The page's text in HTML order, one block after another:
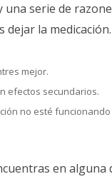
una serie de
dejar la
mejor.
efectos secundarios.
no esté
en alguna